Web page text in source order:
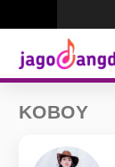
KOBOY